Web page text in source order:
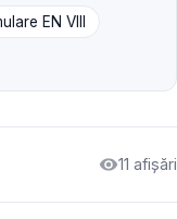
EN VIII
11 afișări